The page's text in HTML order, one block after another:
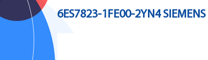
6ES7823-1FE00-2YN4